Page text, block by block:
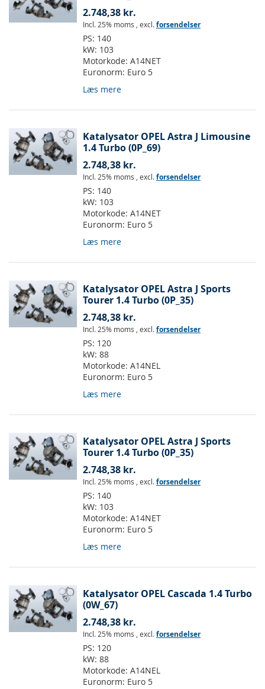
2.748,38 kr.
Incl. 25% moms , excl.forsendelser
PS: 140
kW: 103
Motorkode: A14NET
Euronorm: Euro 5
Læs mere
Katalysator OPEL Astra J Limousine
1.4 Turbo (0P_69)
2.748,38 kr.
Incl. 25% moms , excl.forsendelser
PS: 140
kW: 103
Motorkode: A14NET
Euronorm: Euro 5
Læs mere
Katalysator OPEL Astra J Sports
Tourer 1.4 Turbo (0P_35)
2.748,38 kr.
Incl. 25% moms , excl.forsendelser
PS: 120
kW: 88
Motorkode: A14NEL
Euronorm: Euro 5
Læs mere
Katalysator OPEL Astra J Sports
Tourer 1.4 Turbo (0P_35)
2.748,38 kr.
Incl. 25% moms , excl.forsendelser
PS: 140
kW: 103
Motorkode: A14NET
Euronorm: Euro 5
Læs mere
Katalysator OPEL Cascada 1.4 Turbo
(0W_67)
2.748,38 kr.
Incl. 25% moms , excl.forsendelser
PS: 120
kW: 88
Motorkode: A14NEL
Euronorm: Euro 5